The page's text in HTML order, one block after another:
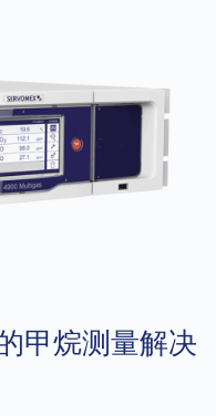
甲烷测量解决